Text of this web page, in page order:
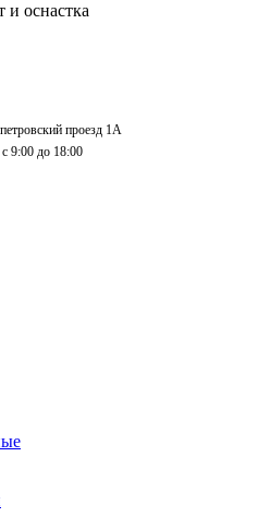
оснастка
проезд 1А
9:00 до 18:00